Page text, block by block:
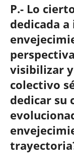
P.- Lo
dedicada
visibilizar
colectivo
dedicar su